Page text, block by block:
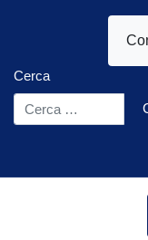
Cerca